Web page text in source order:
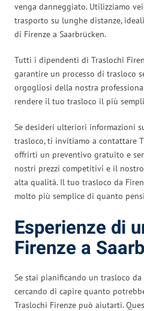
venga danneggiato. Utilizziamo
trasporto su lunghe distanze,
di Firenze a Saarbrücken.
Tutti i dipendenti di Traslochi
garantire un processo di trasloco
orgogliosi della nostra
rendere il tuo trasloco il più
Se desideri ulteriori informazioni
trasloco, ti invitiamo a contattare
offrirti un preventivo gratuito e
nostri prezzi competitivi e il
alta qualità. Il tuo trasloco da
molto più semplice di quanto
Esperienze di
Firenze a
Se stai pianificando un trasloco da
cercando di capire quanto
Traslochi Firenze può aiutarti.